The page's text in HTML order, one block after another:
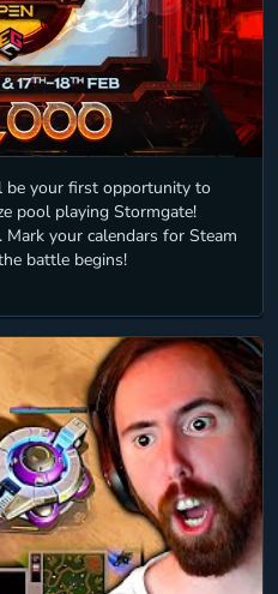
be your first opportunity to
pool playing Stormgate!
your calendars for Steam
battle begins!